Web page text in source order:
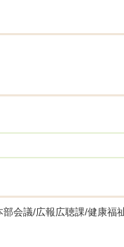
会議/広報広聴課/健康福